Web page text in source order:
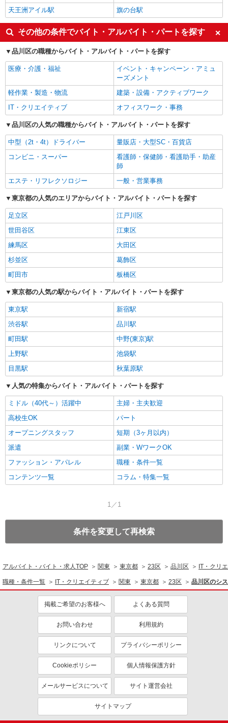
天王洲アイル駅
旗の台駅
その他の条件でバイト・アルバイト・パートを探す
品川区の職種からバイト・アルバイト・パートを探す
医療・介護・福祉
イベント・キャンペーン・アミュ
ーズメント
軽作業・製造・物流
建築・設備・アクティブワーク
IT・クリエイティブ
オフィスワーク・事務
品川区の人気の職種からバイト・アルバイト・パートを探す
中型（2t・4t）ドライバー
量販店・大型SC・百貨店
コンビニ・スーパー
看護師・保健師・看護助手・助産
師
エステ・リフレクソロジー
一般・営業事務
東京都の人気のエリアからバイト・アルバイト・パートを探す
足立区
江戸川区
世田谷区
江東区
練馬区
大田区
杉並区
葛飾区
町田市
板橋区
東京都の人気の駅からバイト・アルバイト・パートを探す
東京駅
新宿駅
渋谷駅
品川駅
町田駅
中野(東京)駅
上野駅
池袋駅
目黒駅
秋葉原駅
人気の特集からバイト・アルバイト・パートを探す
ミドル（40代～）活躍中
主婦・主夫歓迎
高校生OK
パート
オープニングスタッフ
短期（3ヶ月以内）
派遣
副業・WワークOK
ファッション・アパレル
職種・条件一覧
コンテンツ一覧
コラム・特集一覧
1／1
条件を変更して再検索
アルバイト・バイト・求人TOP 関東 東京都 23区 品川区 IT・クリ
職種・条件一覧 IT・クリエイティブ 関東 東京都 23区 品川区のシ
掲載ご希望のお客様へ よくある質問
お問い合わせ 利用規約
リンクについて プライバシーポリシー
Cookieポリシー 個人情報保護方針
メールサービスについて サイト運営会社
サイトマップ